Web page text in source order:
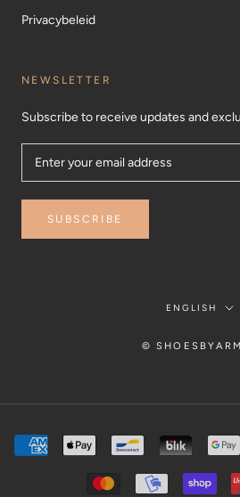
Privacybeleid
NEWSLETTER
Subscribe to receive updates and
SUBSCRIBE
Language
ENGLISH
©